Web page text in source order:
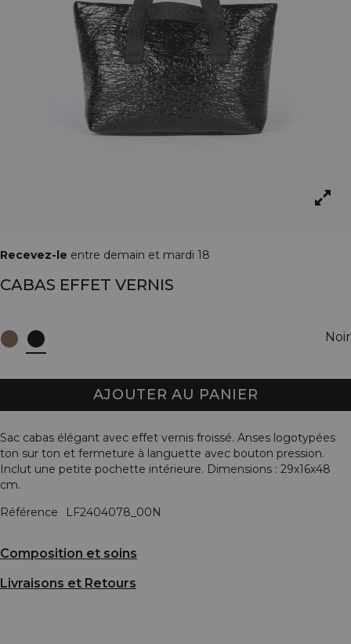
Recevez-le entre demain et mardi 18
CABAS EFFET VERNIS
Noir
AJOUTER AU PANIER
Sac cabas élégant avec effet vernis froissé. Anses logotypées
ton sur ton et fermeture à languette avec bouton pression.
Inclut une petite pochette intérieure. Dimensions : 29x16x48
cm.
Référence
LF2404078_00N
Composition et soins
Livraisons et Retours